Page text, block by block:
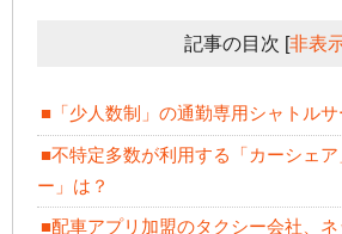
記事の目次 [非表
■「少人数制」の通勤専用シャトル
■不特定多数が利用する「カーシェ
ー」は？
■配車アプリ加盟のタクシー会社、